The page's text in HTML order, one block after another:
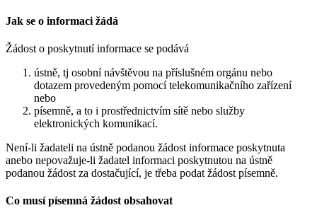
Jak se o informaci žádá
Žádost o poskytnutí informace se podává
ústně, tj osobní návštěvou na příslušném orgánu nebo
dotazem provedeným pomocí telekomunikačního zařízení
nebo
písemně, a to i prostřednictvím sítě nebo služby
elektronických komunikací.
Není-li žadateli na ústně podanou žádost informace poskytnuta
anebo nepovažuje-li žadatel informaci poskytnutou na ústně
podanou žádost za dostačující, je třeba podat žádost písemně.
Co musí písemná žádost obsahovat